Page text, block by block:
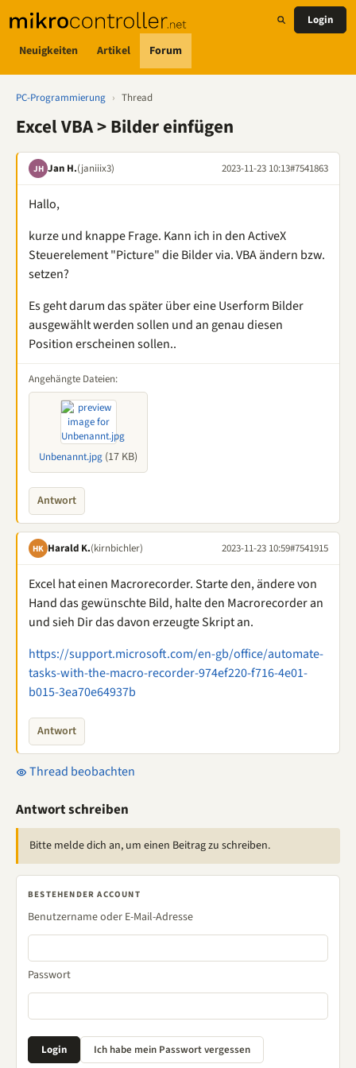
Neuigkeiten Artikel Forum
Login
PC-Programmierung › Thread
Excel VBA > Bilder einfügen
JH Jan H.(janiiix3) 2023-11-23 10:13#7541863
Hallo,
kurze und knappe Frage. Kann ich in den ActiveX
Steuerelement "Picture" die Bilder via. VBA ändern bzw.
setzen?
Es geht darum das später über eine Userform Bilder
ausgewählt werden sollen und an genau diesen
Position erscheinen sollen..
Angehängte Dateien:
Unbenannt.jpg (17 KB)
Antwort
HK Harald K.(kirnbichler) 2023-11-23 10:59#7541915
Excel hat einen Macrorecorder. Starte den, ändere von
Hand das gewünschte Bild, halte den Macrorecorder an
und sieh Dir das davon erzeugte Skript an.
https://support.microsoft.com/en-gb/office/automate-
tasks-with-the-macro-recorder-974ef220-f716-4e01-
b015-3ea70e64937b
Antwort
Thread beobachten
Antwort schreiben
Bitte melde dich an, um einen Beitrag zu schreiben.
BESTEHENDER ACCOUNT
Benutzername oder E-Mail-Adresse
Passwort